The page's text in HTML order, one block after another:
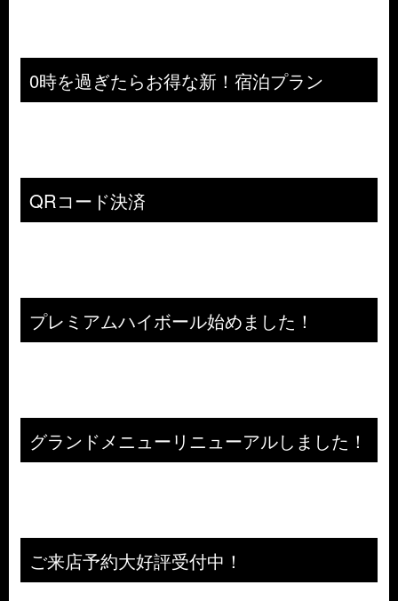
0時を過ぎたらお得な新！宿泊プラン
QRコード決済
プレミアムハイボール始めました！
グランドメニューリニューアルしました！
ご来店予約大好評受付中！